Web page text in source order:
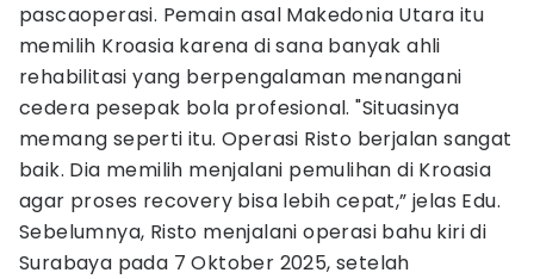
pascaoperasi. Pemain asal Makedonia Utara itu
memilih Kroasia karena di sana banyak ahli
rehabilitasi yang berpengalaman menangani
cedera pesepak bola profesional. "Situasinya
memang seperti itu. Operasi Risto berjalan sangat
baik. Dia memilih menjalani pemulihan di Kroasia
agar proses recovery bisa lebih cepat,” jelas Edu.
Sebelumnya, Risto menjalani operasi bahu kiri di
Surabaya pada 7 Oktober 2025, setelah